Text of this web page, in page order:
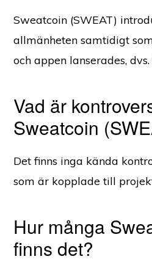
Sweatcoin (SWEAT)
allmänheten samtidigt
och appen lanserades,
Vad är
Sweatcoin
Det finns inga kända
som är kopplade till
Hur många
finns det?